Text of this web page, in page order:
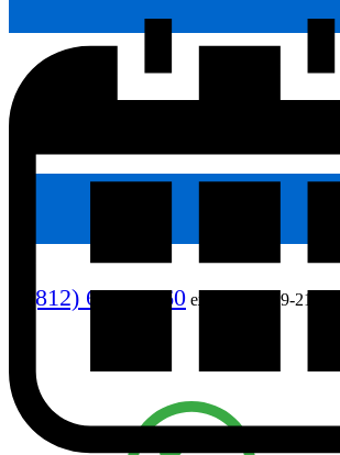
8 (812) 640-90-60 ежедневно, 9-21